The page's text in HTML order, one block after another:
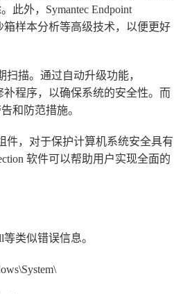
此外，Symantec Endpoint
箱样本分析等高级技术，以便更好
扫描。通过自动升级功能，
补程序，以确保系统的安全性。而
和防范措施。
件，对于保护计算机系统安全具有
软件可以帮助用户实现全面的
类似错误信息。